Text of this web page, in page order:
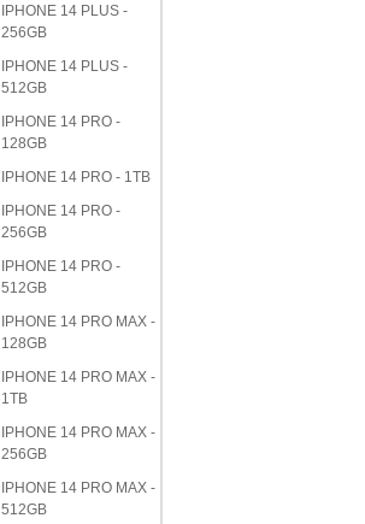
IPHONE 14 PLUS -
256GB
IPHONE 14 PLUS -
512GB
IPHONE 14 PRO -
128GB
IPHONE 14 PRO - 1TB
IPHONE 14 PRO -
256GB
IPHONE 14 PRO -
512GB
IPHONE 14 PRO MAX -
128GB
IPHONE 14 PRO MAX -
1TB
IPHONE 14 PRO MAX -
256GB
IPHONE 14 PRO MAX -
512GB